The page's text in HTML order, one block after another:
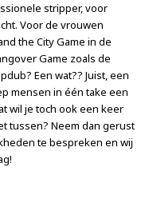
stripper, voor
Voor de vrouwen
the City Game in de
Game zoals de
Een wat?? Juist, een
mensen in één take een
wil je toch ook een keer
tussen? Neem dan gerust
te bespreken en wij